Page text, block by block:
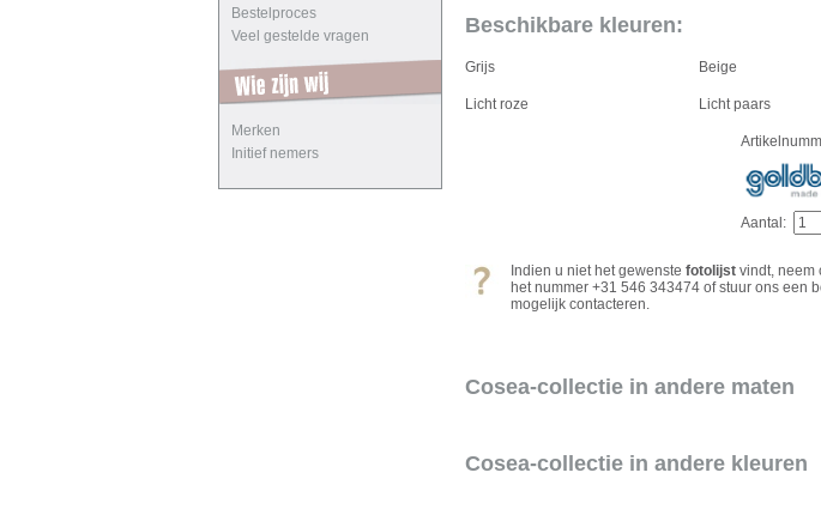
Bestelproces
Veel gestelde vragen
Merken
Initief nemers
Beschikbare kleuren:
Grijs Beige
Licht roze Licht paars
Aantal:
Indien u niet het gewenste fotolijst vindt, neem
het nummer +31 546 343474 of stuur ons een
mogelijk contacteren.
Cosea-collectie in andere maten
Cosea-collectie in andere kleuren